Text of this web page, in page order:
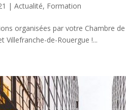
|Actualité, Formation
organisées par votre Chambre
Villefranche-de-Rouergue !...